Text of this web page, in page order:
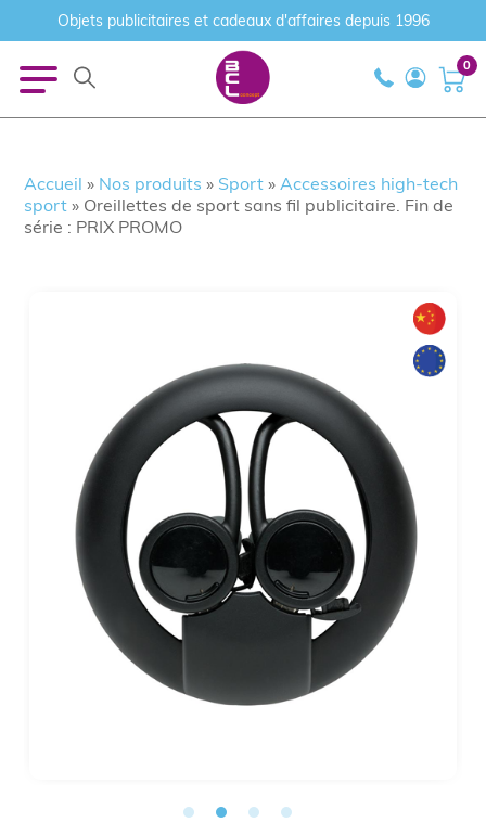
Objets publicitaires et cadeaux d'affaires depuis 1996
0
Accueil » Nos produits » Sport »Accessoires high-tech
sport » Oreillettes de sport sans fil publicitaire. Fin de
série : PRIX PROMO